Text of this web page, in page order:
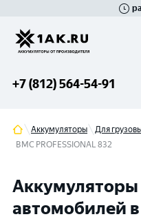
+7 (812) 564-54-91
Аккумуляторы Для
BMC PROFESSIONAL 832
Аккумуляторы
автомобилей
Гатчина